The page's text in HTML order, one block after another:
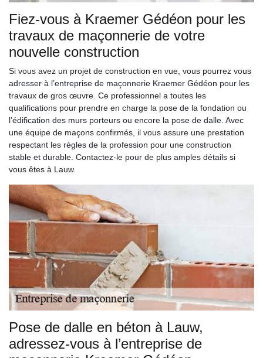
Fiez-vous à Kraemer Gédéon pour les
travaux de maçonnerie de votre
nouvelle construction
Si vous avez un projet de construction en vue, vous pourrez vous
adresser à l’entreprise de maçonnerie Kraemer Gédéon pour les
travaux de gros œuvre. Ce professionnel a toutes les
qualifications pour prendre en charge la pose de la fondation ou
l’édification des murs porteurs ou encore la pose de dalle. Avec
une équipe de maçons confirmés, il vous assure une prestation
respectant les règles de la profession pour une construction
stable et durable. Contactez-le pour de plus amples détails si
vous êtes à Lauw.
Pose de dalle en béton à Lauw,
adressez-vous à l’entreprise de